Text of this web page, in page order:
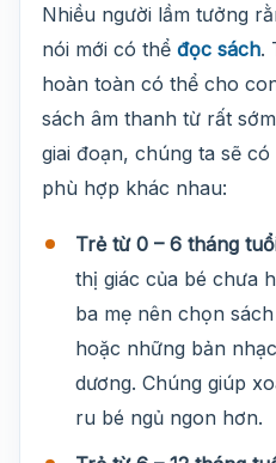
Nhiều người lầm tưởng
nói mới có thể đọc sách.
hoàn toàn có thể cho
sách âm thanh từ rất
giai đoạn, chúng ta sẽ
phù hợp khác nhau:
Trẻ từ 0 – 6 tháng
thị giác của bé chưa
ba mẹ nên chọn
hoặc những bản
dương. Chúng giúp
ru bé ngủ ngon hơn.